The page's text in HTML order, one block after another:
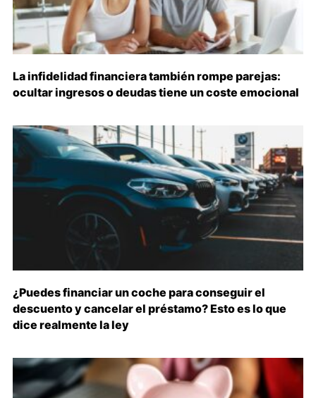
La infidelidad financiera también rompe parejas:
ocultar ingresos o deudas tiene un coste emocional
¿Puedes financiar un coche para conseguir el
descuento y cancelar el préstamo? Esto es lo que
dice realmente la ley